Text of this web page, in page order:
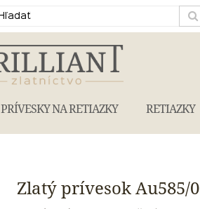
PRÍVESKY NA RETIAZKY RETIAZKY
Zlatý prívesok Au585/